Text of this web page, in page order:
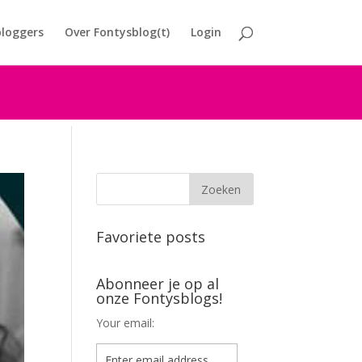
Over Fontysblog(t) Login
Favoriete posts
Abonneer je op al
onze Fontysblogs!
Your email: